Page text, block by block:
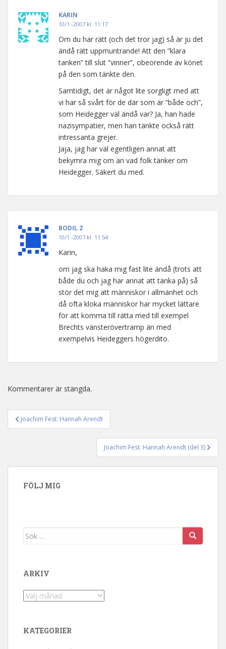
KARIN
10/1 -2007 kl. 11:17
Om du har rätt (och det tror jag) så är ju det
ändå rätt uppmuntrande! Att den ”klara
tanken” till slut ”vinner”, obeorende av könet
på den som tänkte den.
Samtidigt, det är något lite sorgligt med att
vi har så svårt för de där som är ”både och”,
som Heidegger väl ändå var? Ja, han hade
nazisympatier, men han tänkte också rätt
intressanta grejer.
Jaja, jag har väl egentligen annat att
bekymra mig om än vad folk tänker om
Heidegger. Säkert du med.
BODIL Z
10/1 -2007 kl. 11:54
Karin,
om jag ska haka mig fast lite ändå (trots att
både du och jag har annat att tänka på) så
stör det mig att människor i allmänhet och
då ofta kloka människor har mycket lättare
för att komma till rätta med till exempel
Brechts vänsterövertramp än med
exempelvis Heideggers högerdito.
Kommentarer är stängda.
Inläggsnavigering
Joachim Fest: Hannah Arendt
Joachim Fest: Hannah Arendt (del 3)
FÖLJ MIG
Sök efter:
ARKIV
Arkiv
KATEGORIER